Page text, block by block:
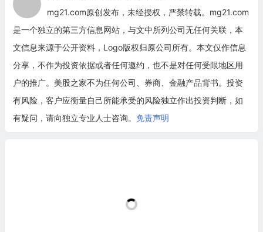
mg21.com原创发布，未经授权，严禁转载。mg21.com
是一个独立的第三方信息网站，与文中所列公司无任何关联，本
文信息来源于公开资料，Logo版权归原公司所有。本文仅作信息
分享，不作为投资依据或者任何邀约，也不是对任何受限地区用
户的推广。美股之家不为任何公司、券商、金融产品背书。投资
有风险，客户应衡量自己所能承受的风险独立作出投资判断，如
有疑问，请向独立专业人士咨询。 免责声明